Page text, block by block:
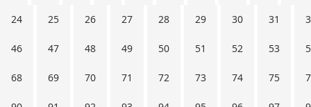
24 25 26 27 28 29 30 31
46 47 48 49 50 51 52 53
68 69 70 71 72 73 74 75